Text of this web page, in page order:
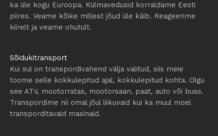
ka üle kogu Euroopa. Külmavedusid korraldame Eesti
piires. Veame kõike millest jõud üle käib. Reageerime
kiirelt ja veame ohutult.
Sõidukitransport
Kui sul on transpordivahend välja valitud, siis meie
toome selle kokkulepitud ajal, kokkulepitud kohta. Olgu
see ATV, mootorratas, mootorsaan, paat, auto või buss.
Transpordime nii omal jõul liikuvaid kui ka muul moel
transporditavaid masinaid.